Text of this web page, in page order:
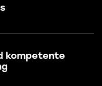
kompetente